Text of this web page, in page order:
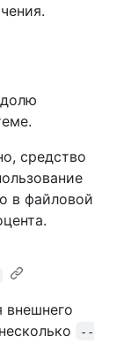
средство
в файловой
внешнего
--